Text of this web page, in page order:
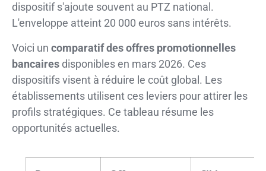
dispositif s'ajoute souvent au PTZ national.
L'enveloppe atteint 20 000 euros sans intérêts.
Voici un comparatif des offres promotionnelles
bancaires disponibles en mars 2026. Ces
dispositifs visent à réduire le coût global. Les
établissements utilisent ces leviers pour attirer les
profils stratégiques. Ce tableau résume les
opportunités actuelles.